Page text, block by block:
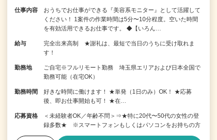
仕事内容
おうちでお仕事ができる『美容系モニター』として活躍して
ください！ 1案件の作業時間は5分〜10分程度。空いた時間
を有効活用できるお仕事です。 ◆【いろん…
給与
完全出来高制 ★謝礼は、最短で当日のうちに受け取れま
す！
勤務地
ご自宅※フルリモート勤務 埼玉県エリアおよび日本全国で
勤務可能（在宅OK）
勤務時間
好きな時間に働けます！ ★単発（1日のみ）OK！ ★応募
後、即お仕事開始も可！ ★在…
応募資格
＜未経験者OK／年齢不問＞⇒★特に20代〜50代の女性の登
録多数★ ※スマートフォンもしくはパソコンをお持ちの方